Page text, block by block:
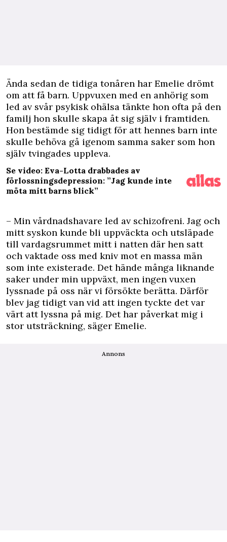
Ända sedan de tidiga tonåren har Emelie drömt
om att få barn. Uppvuxen med en anhörig som
led av svår psykisk ohälsa tänkte hon ofta på den
familj hon skulle skapa åt sig själv i framtiden.
Hon bestämde sig tidigt för att hennes barn inte
skulle behöva gå igenom samma saker som hon
själv tvingades uppleva.
Se video: Eva-Lotta drabbades av
förlossningsdepression: ”Jag kunde inte
möta mitt barns blick”
– Min vårdnadshavare led av schizofreni. Jag och
mitt syskon kunde bli uppväckta och utsläpade
till vardagsrummet mitt i natten där hen satt
och vaktade oss med kniv mot en massa män
som inte existerade. Det hände många liknande
saker under min uppväxt, men ingen vuxen
lyssnade på oss när vi försökte berätta. Därför
blev jag tidigt van vid att ingen tyckte det var
värt att lyssna på mig. Det har påverkat mig i
stor utsträckning, säger Emelie.
Annons